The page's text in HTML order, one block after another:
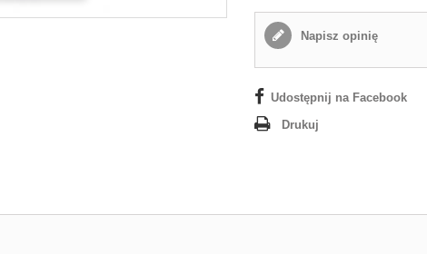
Napisz opinię
Udostępnij na Facebook
Drukuj